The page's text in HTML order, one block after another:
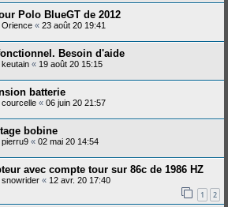
Polo BlueGT de 2012
Orience « 23 août 20 19:41
Besoin d'aide
keutain « 19 août 20 15:15
batterie
courcelle « 06 juin 20 21:57
bobine
pierru9 « 02 mai 20 14:54
avec compte tour sur 86c de 1986 HZ
snowrider « 12 avr. 20 17:40
1 2